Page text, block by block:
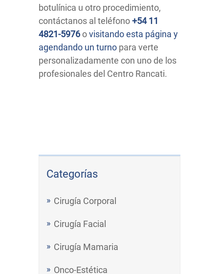
botulínica u otro procedimiento,
contáctanos al teléfono+54 11
4821-5976ovisitando esta página y
agendando un turno para verte
personalizadamente con uno de los
profesionales del Centro Rancati.
Categorías
Cirugía Corporal
Cirugía Facial
Cirugía Mamaria
Onco-Estética